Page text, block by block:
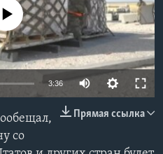
currently available
3:36
Прямая ссылка
со